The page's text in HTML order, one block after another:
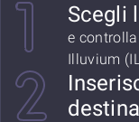
Scegli
e
Illuvium